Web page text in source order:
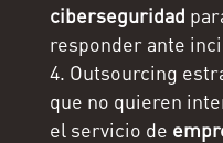
ciberseguridad
responder ante
Outsourcing
que no quieren
el servicio de